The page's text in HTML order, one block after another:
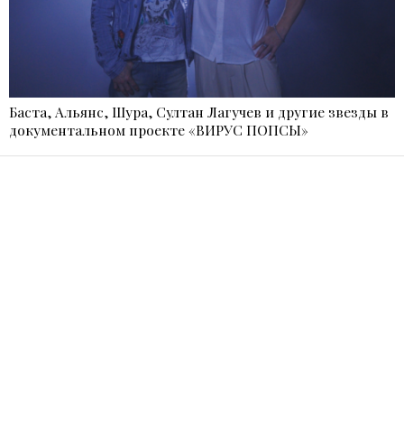
Баста, Альянс, Шура, Султан Лагучев и другие звезды в
документальном проекте «ВИРУС ПОПСЫ»